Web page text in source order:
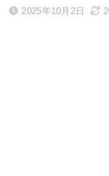
2025年10月2日